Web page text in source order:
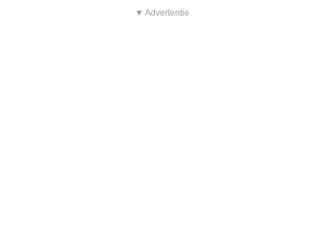
▼ Advertentie